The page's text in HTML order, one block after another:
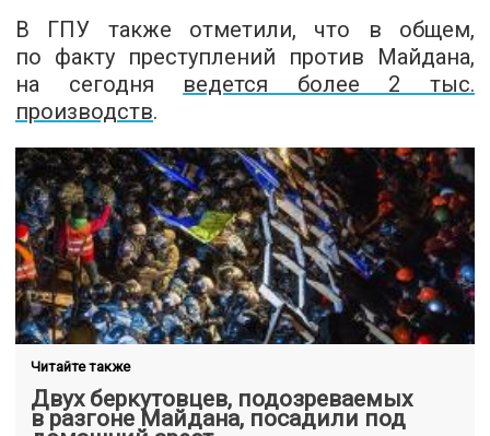
В ГПУ также отметили, что в общем,
по факту преступлений против Майдана,
на сегодня ведется более 2 тыс.
производств.
Читайте также
Двух беркутовцев, подозреваемых
в разгоне Майдана, посадили под